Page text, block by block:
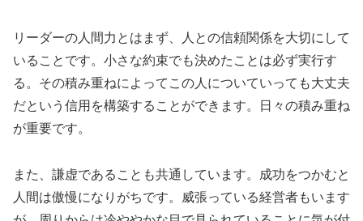
リーダーの人間力とはまず、人との信頼関係を大切にして
いることです。小さな約束でも決めたことは必ず実行す
る。その積み重ねによってこの人についていっても大丈夫
だという信用を構築することができます。日々の積み重ね
が重要です。
また、謙虚であることも共通しています。成功をつかむと
人間は傲慢になりがちです。威張っている経営者もいます